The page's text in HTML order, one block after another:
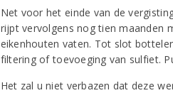
Net voor het einde van de
rijpt vervolgens nog tien maanden
eikenhouten vaten. Tot slot
filtering of toevoeging van sulfiet.
Het zal u niet verbazen dat deze